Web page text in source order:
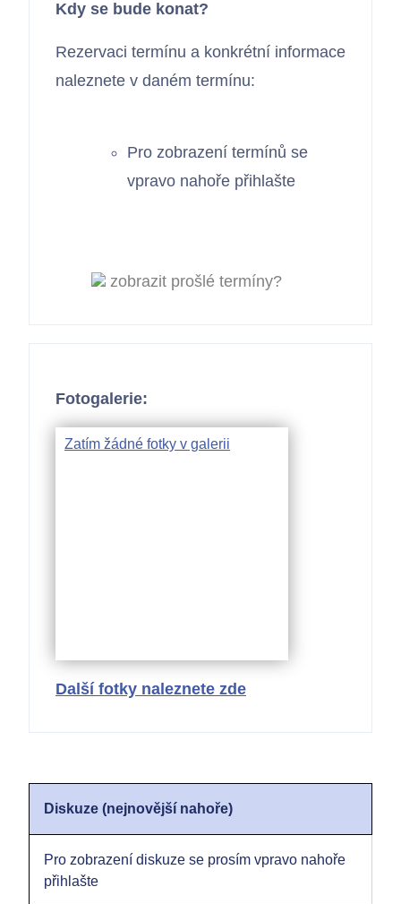
Kdy se bude konat?
Rezervaci termínu a konkrétní informace
naleznete v daném termínu:
Pro zobrazení termínů se
vpravo nahoře přihlašte
zobrazit prošlé termíny?
Fotogalerie:
Zatím žádné fotky v galerii
Další fotky naleznete zde
Diskuze (nejnovější nahoře)
Pro zobrazení diskuze se prosím vpravo nahoře
přihlašte